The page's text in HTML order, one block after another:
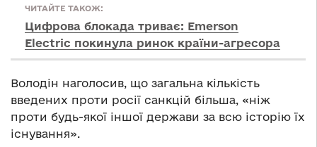
ЧИТАЙТЕ ТАКОЖ:
Цифрова блокада триває: Emerson
Electric покинула ринок країни-агресора
Володін наголосив, що загальна кількість
введених проти росії санкцій більша, «ніж
проти будь-якої іншої держави за всю історію їх
існування».